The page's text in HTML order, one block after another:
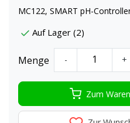
MC122, SMART pH-
Auf Lager (2)
Menge - +
Zum